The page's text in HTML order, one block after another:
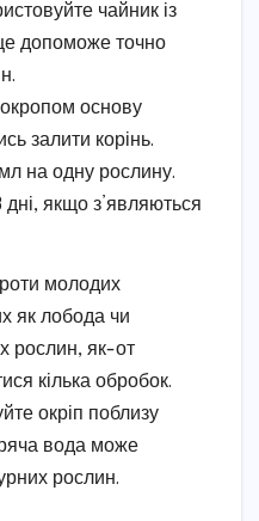
чайник із
допоможе точно
основу
залити корінь.
на одну рослину.
дні, якщо з’являються
молодих
як лобода чи
рослин, як-от
кілька обробок.
окріп поблизу
вода може
рослин.